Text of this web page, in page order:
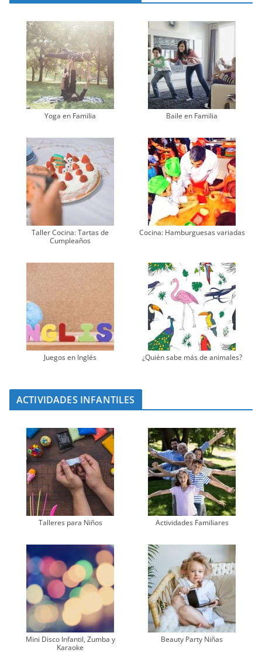
Yoga en Familia Baile en Familia
Taller Cocina: Tartas de
Cumpleaños
Cocina: Hamburguesas variadas
Juegos en Inglés ¿Quién sabe más de animales?
ACTIVIDADES INFANTILES
Talleres para Niños Actividades Familiares
Mini Disco Infantil, Zumba y
Karaoke
Beauty Party Niñas